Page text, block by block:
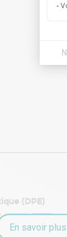
(DPE)
En savoir